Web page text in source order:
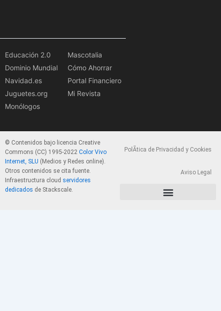
Educación 2.0
Dominio Mundial
Navidad.es
Juguetes.org
Monólogos
Mascotalia
Cómo Ahorrar
Portal Financiero
Mi Revista
© Contenidos bajo licencia Creative
Commons (CC) 1995-2022 Color Vivo
Internet, SLU (Medios y Redes online).
Otros contenidos se cita fuente.
Infraestructura cloud servidores
dedicados de Stackscale.
PolÃ­tica de Privacidad y Cookies
Aviso Legal